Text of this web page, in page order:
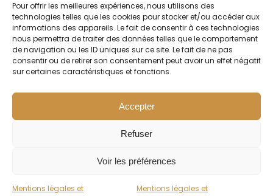
Pour offrir les meilleures expériences, nous utilisons des
technologies telles que les cookies pour stocker et/ou accéder aux
informations des appareils. Le fait de consentir à ces technologies
nous permettra de traiter des données telles que le comportement
de navigation ou les ID uniques sur ce site. Le fait de ne pas
consentir ou de retirer son consentement peut avoir un effet négatif
sur certaines caractéristiques et fonctions.
Accepter
Refuser
Voir les préférences
Mentions légales et Mentions légales et
Interdiction de vente de boissons alcooliques
aux mineurs de moins de 18 ans.
au moment de la vente en ligne
CODE DE LA SANTE PUBLIQUE, ART. L. 3342-1 et L.